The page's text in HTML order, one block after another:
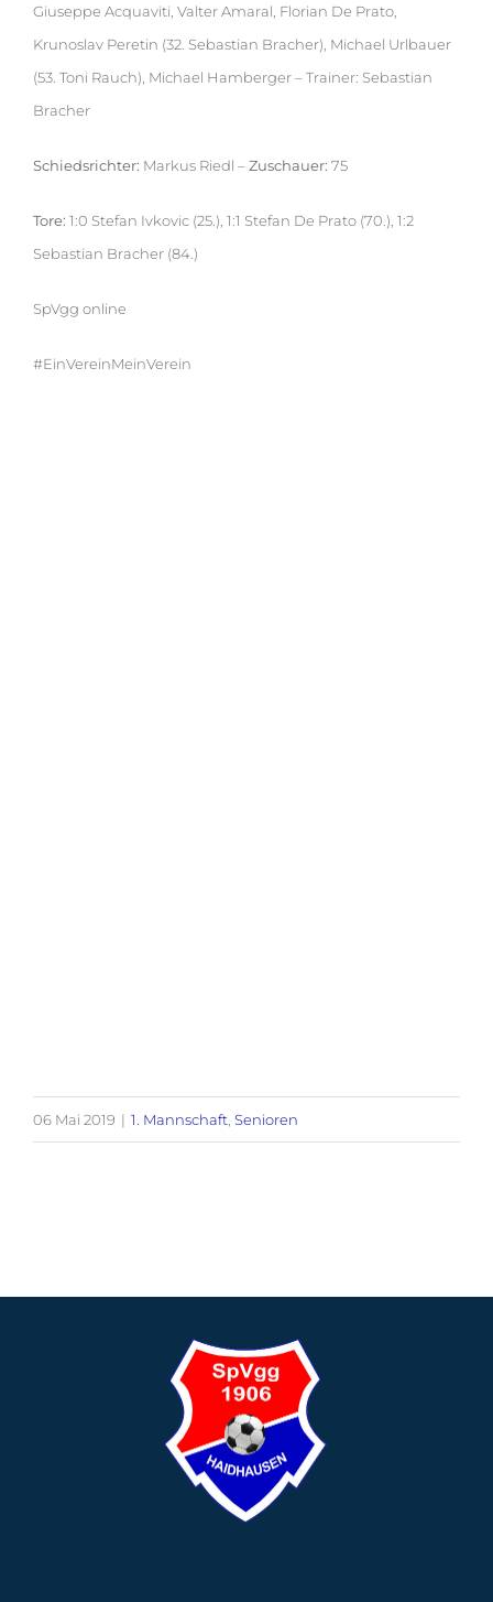
Giuseppe Acquaviti, Valter Amaral, Florian De Prato,
Krunoslav Peretin (32. Sebastian Bracher), Michael Urlbauer
(53. Toni Rauch), Michael Hamberger – Trainer: Sebastian
Bracher
Schiedsrichter: Markus Riedl –Zuschauer: 75
Tore: 1:0 Stefan Ivkovic (25.), 1:1 Stefan De Prato (70.), 1:2
Sebastian Bracher (84.)
SpVgg online
#EinVereinMeinVerein
06 Mai 2019 | 1. Mannschaft Senioren